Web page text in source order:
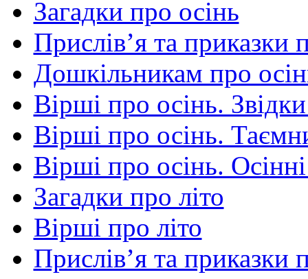
Загадки про осінь
Прислів’я та приказки
Дошкільникам про
Вірші про осінь.
Вірші про осінь.
Вірші про осінь.
Загадки про літо
Вірші про літо
Прислів’я та приказки